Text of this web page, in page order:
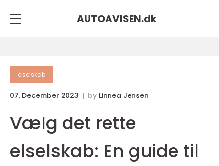
AUTOAVISEN.dk
elselskab
07. December 2023 by Linnea Jensen
Vælg det rette
elselskab: En guide til